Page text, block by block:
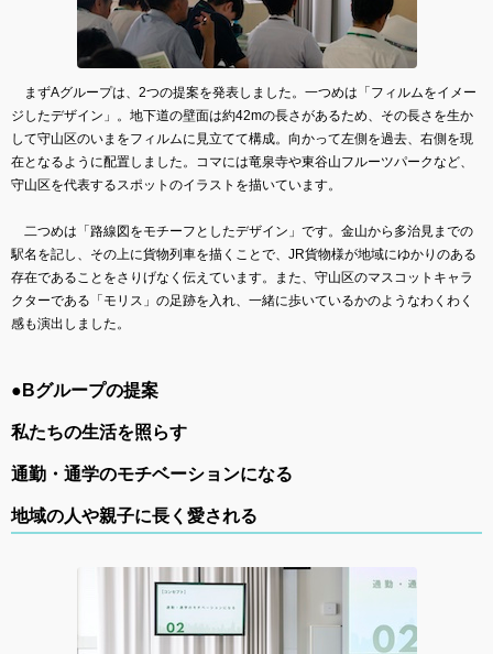
まずAグループは、2つの提案を発表しました。一つめは「フィルムをイメー
ジしたデザイン」。地下道の壁面は約42mの長さがあるため、その長さを生か
して守山区のいまをフィルムに見立てて構成。向かって左側を過去、右側を現
在となるように配置しました。コマには竜泉寺や東谷山フルーツパークなど、
守山区を代表するスポットのイラストを描いています。
二つめは「路線図をモチーフとしたデザイン」です。金山から多治見までの
駅名を記し、その上に貨物列車を描くことで、JR貨物様が地域にゆかりのある
存在であることをさりげなく伝えています。また、守山区のマスコットキャラ
クターである「モリス」の足跡を入れ、一緒に歩いているかのようなわくわく
感も演出しました。
●Bグループの提案
私たちの生活を照らす
通勤・通学のモチベーションになる
地域の人や親子に長く愛される